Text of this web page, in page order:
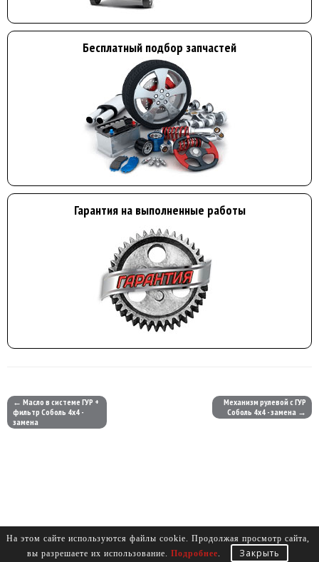
Бесплатный подбор запчастей
Гарантия на выполненные работы
← Масло в системе ГУР +
фильтр Соболь 4х4 -
замена
Механизм рулевой с ГУР
Соболь 4х4 - замена →
На этом сайте используются файлы cookie. Продолжая просмотр сайта,
вы разрешаете их использование. Подробнее. Закрыть